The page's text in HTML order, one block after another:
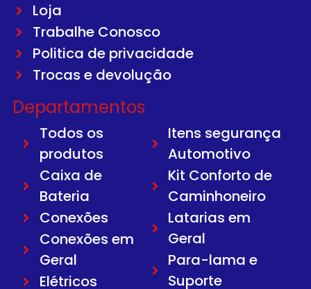
Loja
Trabalhe Conosco
Politica de privacidade
Trocas e devolução
Departamentos
Todos os
produtos
Caixa de
Bateria
Conexões
Conexões em
Geral
Elétricos
Itens segurança
Automotivo
Kit Conforto de
Caminhoneiro
Latarias em
Geral
Para-lama e
Suporte